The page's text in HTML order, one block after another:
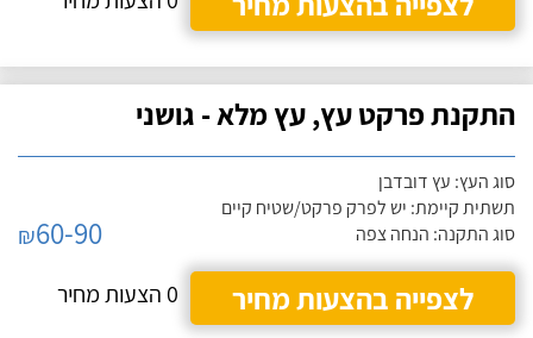
התקנת פרקט עץ, עץ מלא - גושני
סוג העץ: עץ דובדבן
תשתית קיימת: יש לפרק פרקט/שטיח קיים
סוג התקנה: הנחה צפה
₪60-90
לצפייה בהצעות מחיר
0 הצעות מחיר